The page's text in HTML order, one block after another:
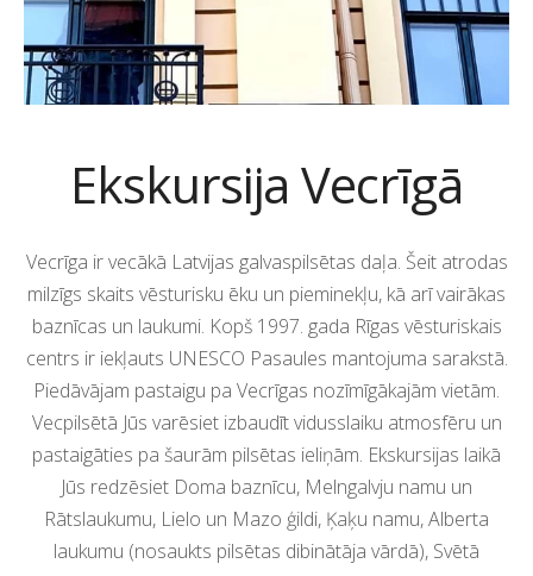
Ekskursija Vecrīgā
Vecrīga ir vecākā Latvijas galvaspilsētas daļa. Šeit atrodas
milzīgs skaits vēsturisku ēku un pieminekļu, kā arī vairākas
baznīcas un laukumi. Kopš 1997. gada Rīgas vēsturiskais
centrs ir iekļauts UNESCO Pasaules mantojuma sarakstā.
Piedāvājam pastaigu pa Vecrīgas nozīmīgākajām vietām.
Vecpilsētā Jūs varēsiet izbaudīt vidusslaiku atmosfēru un
pastaigāties pa šaurām pilsētas ieliņām. Ekskursijas laikā
Jūs redzēsiet Doma baznīcu, Melngalvju namu un
Rātslaukumu, Lielo un Mazo ģildi, Ķaķu namu, Alberta
laukumu (nosaukts pilsētas dibinātāja vārdā), Svētā